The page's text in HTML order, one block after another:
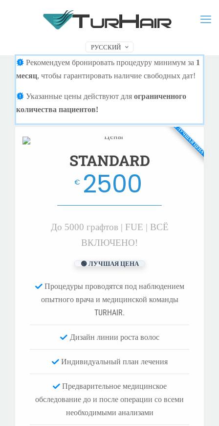
РУССКИЙ
Рекомендуем бронировать процедуру минимум за 1
месяц, чтобы гарантировать наличие свободных дат!
Указанные цены действуют для ограниченного
количества пациентов!
STANDARD
€ 2500
До 5000 графтов | FUE | ВСЁ
ВКЛЮЧЕНО!
🟢 ЛУЧШАЯ ЦЕНА
💰 ЛУЧШАЯ ЦЕНА
Процедуры проводятся под наблюдением
опытного врача и медицинской команды
TURHAIR.
Дизайн линии роста волос
Индивидуальный план лечения
Предварительное медицинское
обследование до и после операции со всеми
необходимыми анализами